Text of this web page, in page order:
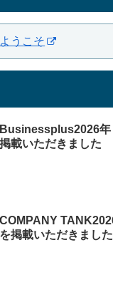
うこそ
Businessplus2026年
掲載いただきました
COMPANY
を掲載いただきました